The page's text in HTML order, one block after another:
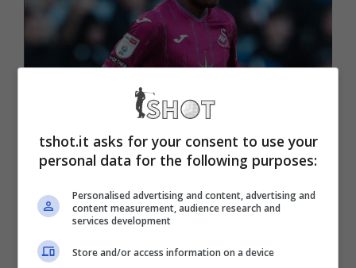
Mercato Juventus, colpo in entrata di Giuntoli (Tshot.it) – foto
Mercato Juventus, altro
tshot.it asks for your consent to use your
personal data for the following purposes:
Personalised advertising and content, advertising and
content measurement, audience research and
services development
Store and/or access information on a device